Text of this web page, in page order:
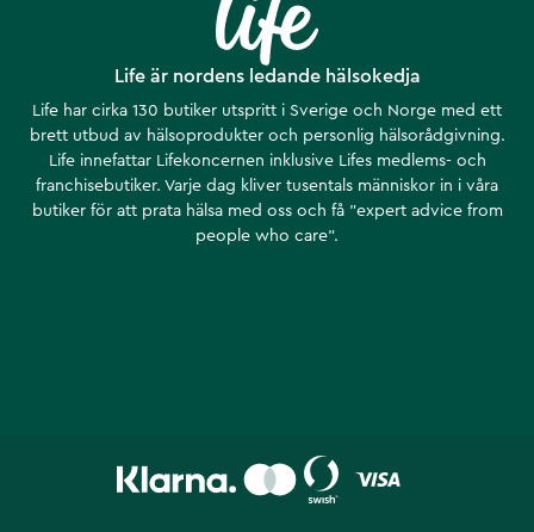
Life är nordens ledande hälsokedja
Life har cirka 130 butiker utspritt i Sverige och Norge med ett
brett utbud av hälsoprodukter och personlig hälsorådgivning.
Life innefattar Lifekoncernen inklusive Lifes medlems- och
franchisebutiker. Varje dag kliver tusentals människor in i våra
butiker för att prata hälsa med oss och få ”expert advice from
people who care”.